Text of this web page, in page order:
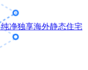
纯净独享海外静态住宅